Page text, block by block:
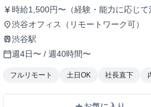
currency_yen時給1,500円〜（経験・能力に応じて
place渋谷オフィス（リモートワーク可）
train渋谷駅
calendar_today週4日〜 / 週40時間〜
フルリモート 土日OK 社長直下